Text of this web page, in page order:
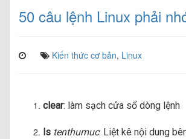
50 câu lệnh Linux phải
Kiến thức cơ bản, Linux
clear: làm sạch cửa sổ dòng lệnh
ls tenthumuc: Liệt kê nội dung